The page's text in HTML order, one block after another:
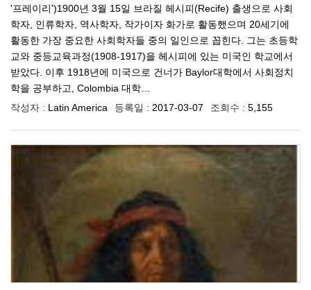
'프레이리')1900년 3월 15일 브라질 헤시피(Recife) 출생으로 사회
학자, 인류학자, 역사학자, 작가이자 화가로 활동했으며 20세기에
활동한 가장 중요한 사회학자들 중의 일인으로 꼽힌다. 그는 초등학
교와 중등교육과정(1908-1917)을 헤시피에 있는 미국인 학교에서
받았다. 이후 1918년에 미국으로 건너가 Baylor대학에서 사회정치
학을 공부하고, Colombia 대학…
작성자 : Latin America 등록일 : 2017-03-07 조회수 : 5,155